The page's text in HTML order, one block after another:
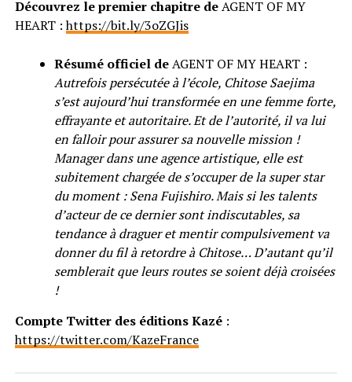
Découvrez le premier chapitre deAGENT OF MY
HEART :https://bit.ly/3oZGJis
Résumé officiel deAGENT OF MY HEART :
Autrefois persécutée à l’école, Chitose Saejima
s’est aujourd’hui transformée en une femme forte,
effrayante et autoritaire. Et de l’autorité, il va lui
en falloir pour assurer sa nouvelle mission !
Manager dans une agence artistique, elle est
subitement chargée de s’occuper de la super star
du moment : Sena Fujishiro. Mais si les talents
d’acteur de ce dernier sont indiscutables, sa
tendance à draguer et mentir compulsivement va
donner du fil à retordre à Chitose… D’autant qu’il
semblerait que leurs routes se soient déjà croisées
!
Compte Twitter des éditions Kazé:
https://twitter.com/KazeFrance